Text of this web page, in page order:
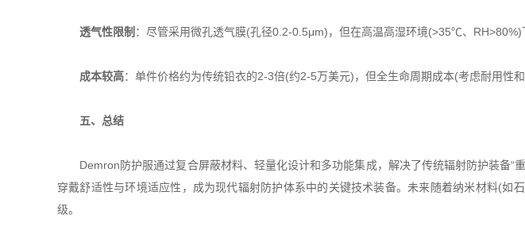
​透气性限制​ ：尽管采用微孔透气膜(孔径0.2-0.5μm)，但在高温高湿环境(>35℃、RH>80%)
​成本较高​：单件价格约为传统铅衣的2-3倍(约2-5万美元)，但全生命周期成本(考虑耐用性和
​五、总结​
Demron防护服通过复合屏蔽材料、轻量化设计和多功能集成，解决了传统辐射防护装备“
穿戴舒适性与环境适应性，成为现代辐射防护体系中的关键技术装备。未来随着纳米材料(
级。